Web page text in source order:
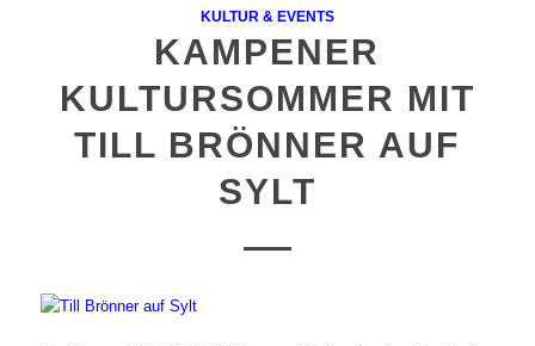
KULTUR & EVENTS
KAMPENER
KULTURSOMMER MIT
TILL BRÖNNER AUF
SYLT